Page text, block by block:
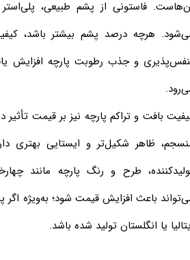
فاستونی از پشم طبیعی،
هرچه درصد پشم بیشتر باشد،
و جذب رطوبت پارچه افزایش
بافت و تراکم پارچه نیز بر قیمت تأثیر
ظاهر شکیل‌تر و ایستایی بهتری
طرح و رنگ پارچه مانند
باعث افزایش قیمت شود؛ به‌ویژه اگر
یا انگلستان تولید شده باشد.